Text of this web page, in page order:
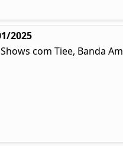
2025
com Tiee, Banda